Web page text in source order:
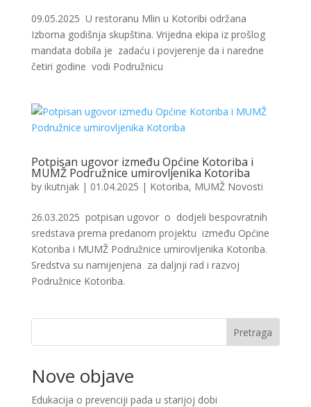
09.05.2025 U restoranu Mlin u Kotoribi održana
Izborna godišnja skupština. Vrijedna ekipa iz prošlog
mandata dobila je zadaću i povjerenje da i naredne
četiri godine vodi Podružnicu
Potpisan ugovor između Općine Kotoriba i
MUMŽ Podružnice umirovljenika Kotoriba
by ikutnjak| 01.04.2025 | Kotoriba, MUMŽ Novosti
26.03.2025 potpisan ugovor o dodjeli bespovratnih
sredstava prema predanom projektu između Općine
Kotoriba i MUMŽ Podružnice umirovljenika Kotoriba.
Sredstva su namijenjena za daljnji rad i razvoj
Podružnice Kotoriba.
Pretraga
Nove objave
Edukacija o prevenciji pada u starijoj dobi